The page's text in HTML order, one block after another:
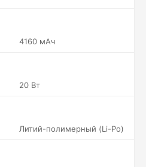
4160 мАч
20 Вт
Литий-полимерный (Li-Po)